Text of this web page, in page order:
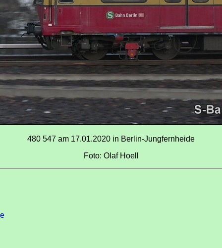
480 547 am 17.01.2020 in Berlin-Jungfernheide
Foto: Olaf Hoell